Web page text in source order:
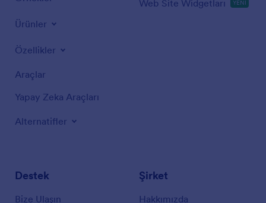
Ürünler
Özellikler
Araçlar
Yapay Zeka Araçları
Alternatifler
Web Site Widgetları YENİ
Destek
Bize Ulaşın
Şirket
Hakkımızda